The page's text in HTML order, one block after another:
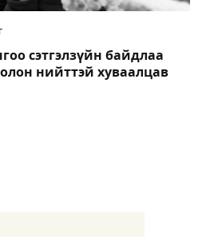
сэтгэлзүйн байдлаа
нийттэй хуваалцав